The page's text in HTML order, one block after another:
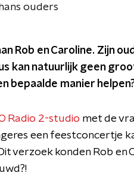
ouders
Rob en Caroline. Zijn
kan natuurlijk geen
bepaalde manier
Radio 2-studio met de
een feestconcertje
verzoek konden Rob en